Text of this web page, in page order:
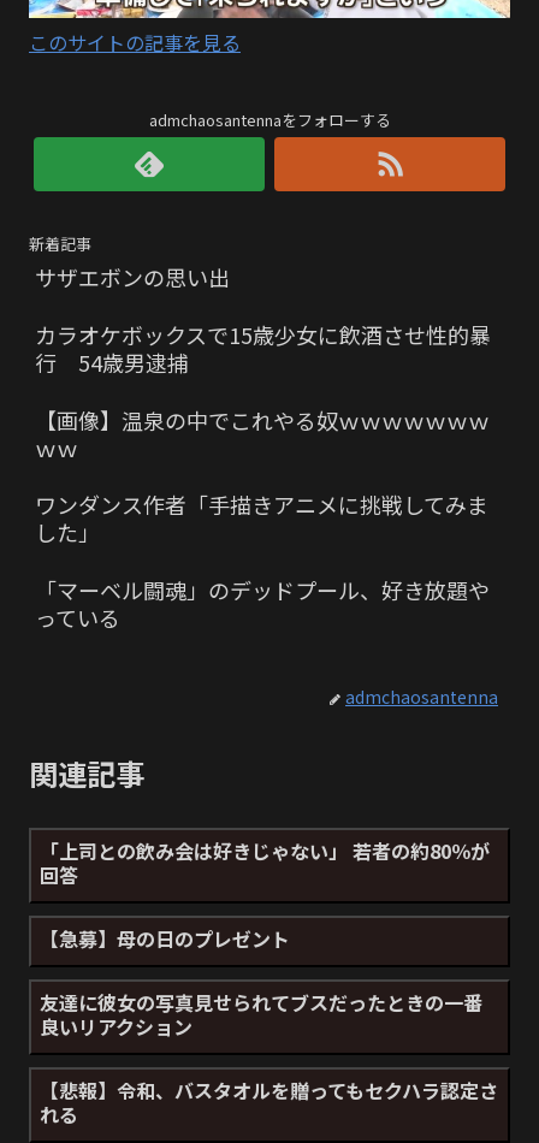
このサイトの記事を見る
admchaosantennaをフォローする
新着記事
サザエボンの思い出
カラオケボックスで15歳少女に飲酒させ性的暴
行 54歳男逮捕
【画像】温泉の中でこれやる奴ｗｗｗｗｗｗｗ
ｗｗ
ワンダンス作者「手描きアニメに挑戦してみま
した」
「マーベル闘魂」のデッドプール、好き放題や
っている
admchaosantenna
関連記事
「上司との飲み会は好きじゃない」 若者の約80％が
回答
【急募】母の日のプレゼント
友達に彼女の写真見せられてブスだったときの一番
良いリアクション
【悲報】令和、バスタオルを贈ってもセクハラ認定さ
れる